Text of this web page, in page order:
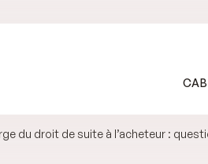
du droit de suite à l’acheteur :